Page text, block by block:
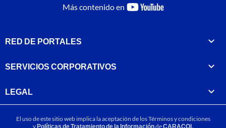
Más contenido en
youtube-
RED DE PORTALES
SERVICIOS CORPORATIVOS
LEGAL
El uso de este sitio web implica la aceptación de losTérminos y condiciones
yPolíticas de Tratamiento de la InformacióndeCARACOL